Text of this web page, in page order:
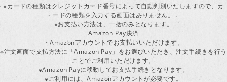
※カードの種類はクレジットカード番号によって自動判別いたしますので、カ
ードの種類を入力する画面はありません。
※お支払い方法は、一括のみとなります。
Amazon Pay決済
・Amazonアカウントでお支払いいただけます。
※注文画面で支払方法に「Amazon Pay」をお選びいただき、注文手続きを行う
ことでご利用いただけます。
※Amazon Payに移動してお支払手続きとなります。
※ご利用には、Amazonアカウントが必要です。